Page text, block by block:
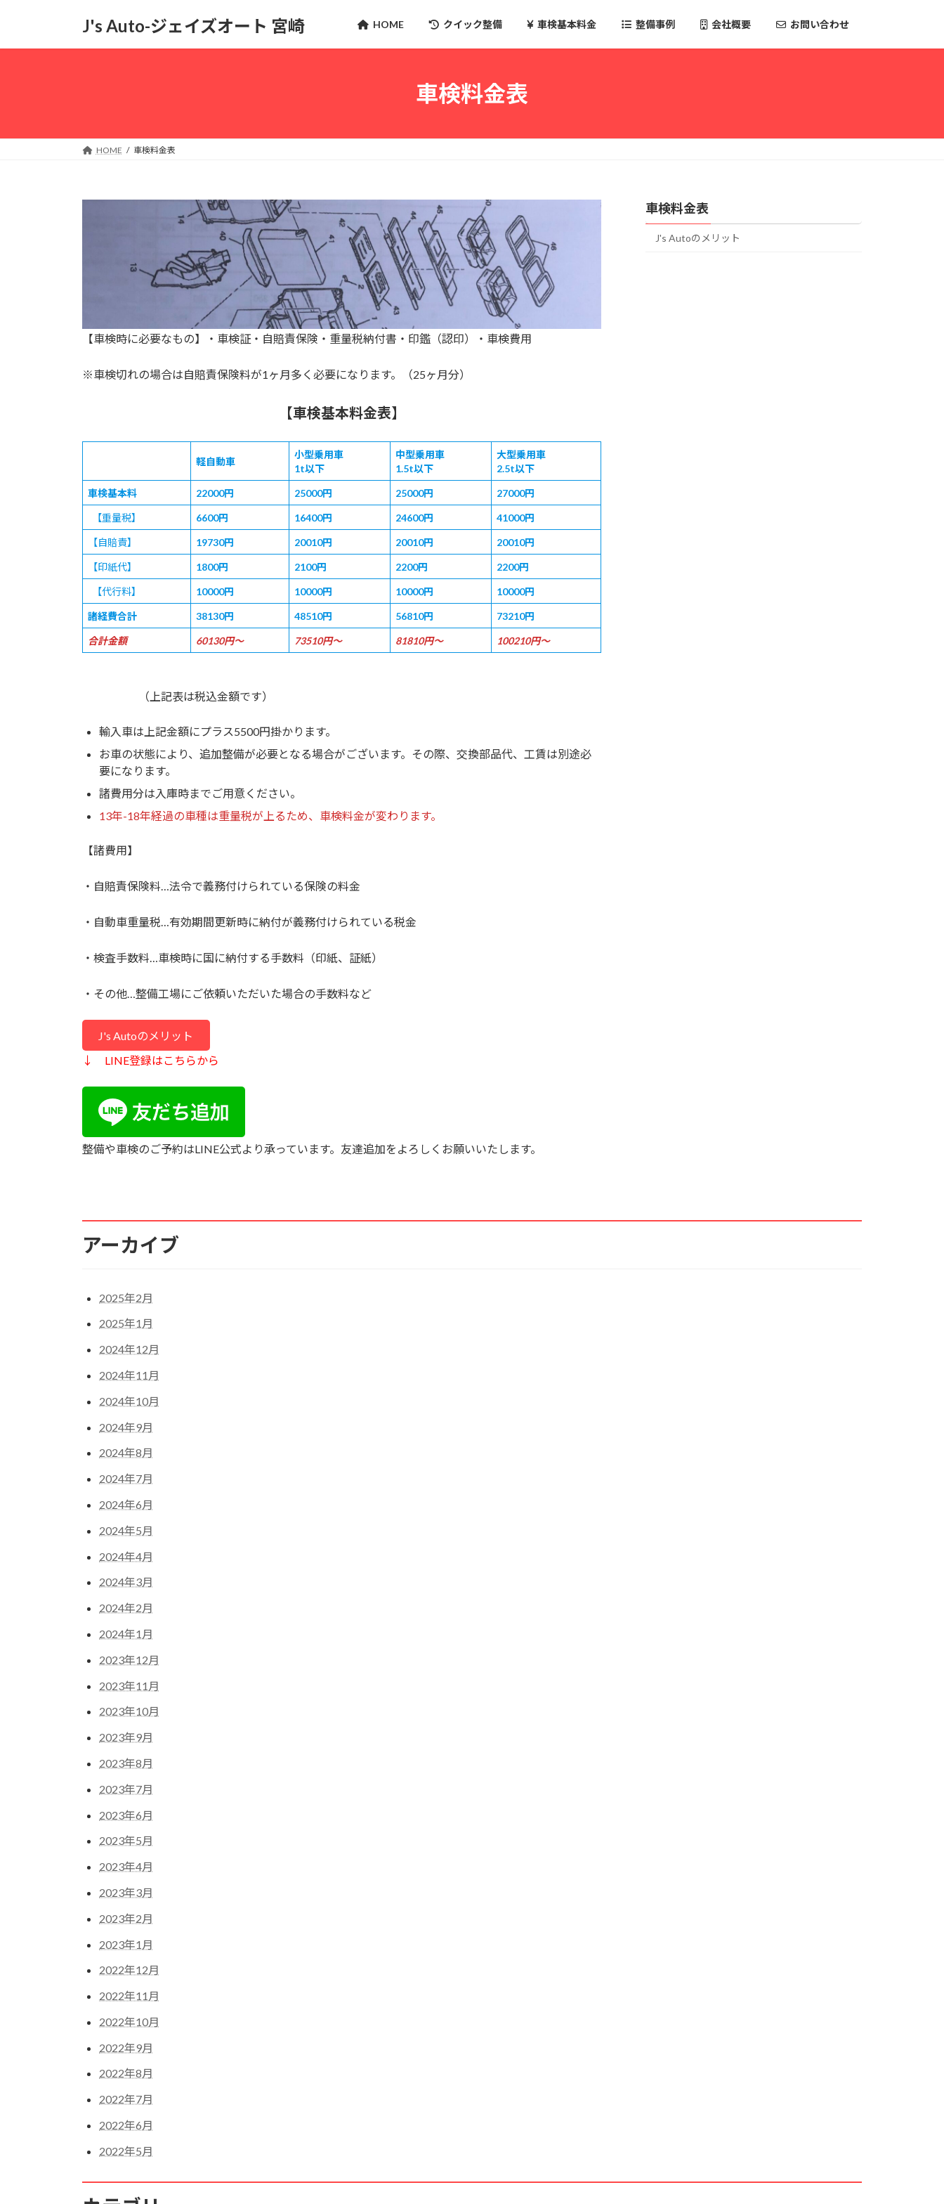
ッ
移
J's Auto-ジェイズオート 宮崎 HOME クイック整備 車検基本料金 整備事例 会社概要 お問い合わせ
車検料金表
HOME 車検料金表
【車検時に必要なもの】・車検証・自賠責保険・重量税納付書・印鑑（認印）・車検費用
※車検切れの場合は自賠責保険料が1ヶ月多く必要になります。（25ヶ月分）
【車検基本料金表】
軽自動車
小型乗用車
1t以下
中型乗用車
1.5t以下
大型乗用車
2.5t以下
車検基本料 22000円 25000円 25000円 27000円
【重量税】 6600円 16400円 24600円 41000円
【自賠責】 19730円 20010円 20010円 20010円
【印紙代】 1800円 2100円 2200円 2200円
【代行料】 10000円 10000円 10000円 10000円
諸経費合計 38130円 48510円 56810円 73210円
合計金額 60130円～ 73510円～ 81810円～ 100210円～
（上記表は税込金額です）
輸入車は上記金額にプラス5500円掛かります。
お車の状態により、追加整備が必要となる場合がございます。その際、交換部品代、工賃は別途必
要になります。
諸費用分は入庫時までご用意ください。
13年-18年経過の車種は重量税が上るため、車検料金が変わります。
【諸費用】
・自賠責保険料…法令で義務付けられている保険の料金
・自動車重量税…有効期間更新時に納付が義務付けられている税金
・検査手数料…車検時に国に納付する手数料（印紙、証紙）
・その他…整備工場にご依頼いただいた場合の手数料など
J's Autoのメリット
↓ LINE登録はこちらから
整備や車検のご予約はLINE公式より承っています。友達追加をよろしくお願いいたします。
車検料金表
J's Autoのメリット
アーカイブ
2025年2月
2025年1月
2024年12月
2024年11月
2024年10月
2024年9月
2024年8月
2024年7月
2024年6月
2024年5月
2024年4月
2024年3月
2024年2月
2024年1月
2023年12月
2023年11月
2023年10月
2023年9月
2023年8月
2023年7月
2023年6月
2023年5月
2023年4月
2023年3月
2023年2月
2023年1月
2022年12月
2022年11月
2022年10月
2022年9月
2022年8月
2022年7月
2022年6月
2022年5月